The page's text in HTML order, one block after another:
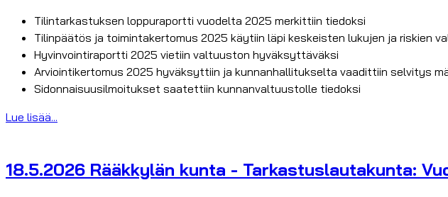
Tilintarkastuksen loppuraportti vuodelta 2025 merkittiin tiedoksi
Tilinpäätös ja toimintakertomus 2025 käytiin läpi keskeisten lukujen ja riskien
Hyvinvointiraportti 2025 vietiin valtuuston hyväksyttäväksi
Arviointikertomus 2025 hyväksyttiin ja kunnanhallitukselta vaadittiin selvitys
Sidonnaisuusilmoitukset saatettiin kunnanvaltuustolle tiedoksi
Lue lisää...
18.5.2026 Rääkkylän kunta - Tarkastuslautakunta: